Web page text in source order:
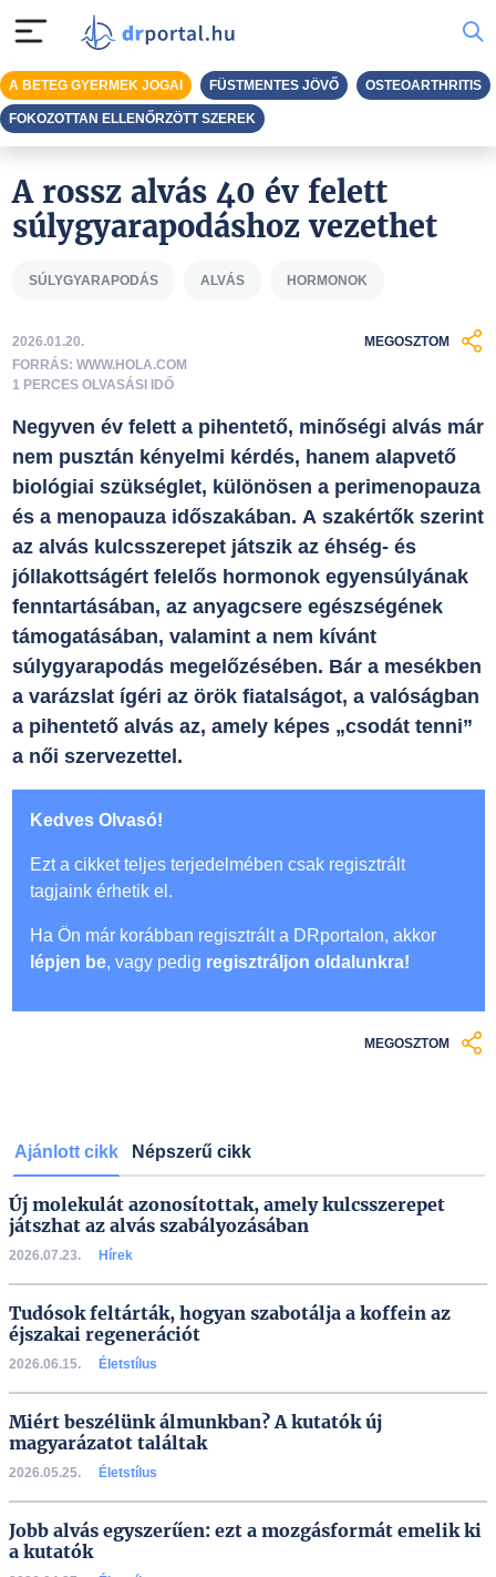
A rossz alvás 40 év felett
súlygyarapodáshoz vezethet
SÚLYGYARAPODÁS ALVÁS HORMONOK
2026.01.20.
FORRÁS: WWW.HOLA.COM
1 PERCES OLVASÁSI IDŐ
MEGOSZTOM
Negyven év felett a pihentető, minőségi alvás már
nem pusztán kényelmi kérdés, hanem alapvető
biológiai szükséglet, különösen a perimenopauza
és a menopauza időszakában. A szakértők szerint
az alvás kulcsszerepet játszik az éhség- és
jóllakottságért felelős hormonok egyensúlyának
fenntartásában, az anyagcsere egészségének
támogatásában, valamint a nem kívánt
súlygyarapodás megelőzésében. Bár a mesékben
a varázslat ígéri az örök fiatalságot, a valóságban
a pihentető alvás az, amely képes „csodát tenni”
a női szervezettel.
Kedves Olvasó!
Ezt a cikket teljes terjedelmében csak regisztrált
tagjaink érhetik el.
Ha Ön már korábban regisztrált a DRportalon, akkor
lépjen be, vagy pedig regisztráljon oldalunkra!
MEGOSZTOM
Ajánlott cikk Népszerű cikk
Új molekulát azonosítottak, amely kulcsszerepet
játszhat az alvás szabályozásában
2026.07.23. Hírek
Tudósok feltárták, hogyan szabotálja a koffein az
éjszakai regenerációt
2026.06.15. Életstílus
Miért beszélünk álmunkban? A kutatók új
magyarázatot találtak
2026.05.25. Életstílus
Jobb alvás egyszerűen: ezt a mozgásformát emelik ki
a kutatók
A BETEG GYERMEK JOGAI FÜSTMENTES JÖVŐ OSTEOARTHRITIS
FOKOZOTTAN ELLENŐRZÖTT SZEREK